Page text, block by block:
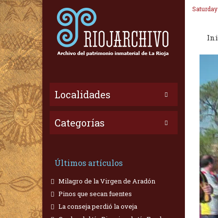
Localidades
Categorías
Últimos artículos
Milagro de la Virgen de Aradón
Pinos que secan fuentes
La conseja perdió la oveja